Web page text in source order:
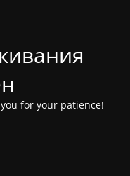
for your patience!